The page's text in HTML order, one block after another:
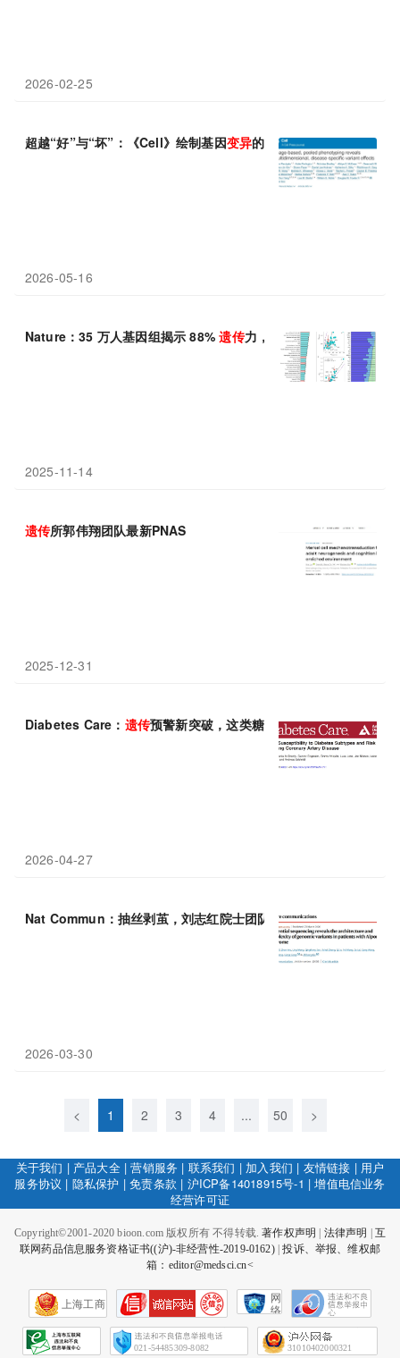
2026-02-25
超越“好”与“坏”：《Cell》绘制基因变异的“光谱”，精准预测其对
2026-05-16
Nature：35 万人基因组揭示 88%遗传力，罕见变异+非编码区才
2025-11-14
遗传所郭伟翔团队最新PNAS
2025-12-31
Diabetes Care： 遗传预警新突破，这类糖尿病最易诱发冠心病
2026-04-27
Nat Commun：抽丝剥茧，刘志红院士团队通过序贯测序剖解
2026-03-30
< 1 2 3 4 ... 50 >
关于我们 | 产品大全|营销服务 | 联系我们 | 加入我们 | 友情链接 | 用户
服务协议 | 隐私保护 |免责条款 | 沪ICP备14018915号-1 |增值电信业务
经营许可证
Copyright©2001-2020 bioon.com 版权所有 不得转载.著作权声明 法律声明
互
联网药品信息服务资格证书((沪)-非经营性-2019-0162)|投诉、举报、维权邮
箱：editor@medsci.cn<
上海工商
网
络
会
征
021-54485309-8082 31010402000321